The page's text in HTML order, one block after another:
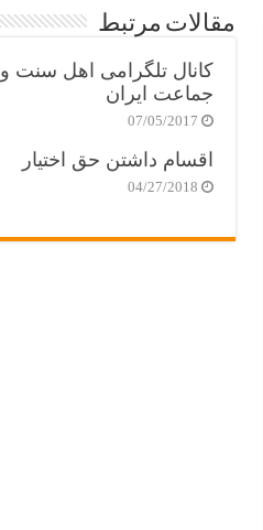
مقالات مرتبط
کانال تلگرامی اهل سنت و
جماعت ایران
07/05/2017
اقسام داشتن حق اختیار
04/27/2018